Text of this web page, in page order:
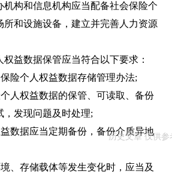
机构和信息机构应当配备社会保险个
所和设施设备，建立并完善人力资源
益数据保管应当符合以下要求：
险个人权益数据存储管理办法;
人权益数据的保管、可读取、备份
，发现问题及时处理;
数据应当定期备份，备份介质异地
、存储载体等发生变化时，应当及